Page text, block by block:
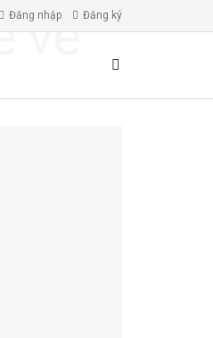
Đăng nhập Đăng ký